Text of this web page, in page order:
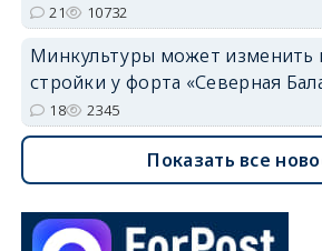
21 10732
Минкультуры может изменить
стройки у форта «Северная
18 2345
Показать все